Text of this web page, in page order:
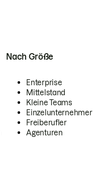
Nach Größe
Enterprise
Mittelstand
Kleine Teams
Einzelunternehmer
Freiberufler
Agenturen